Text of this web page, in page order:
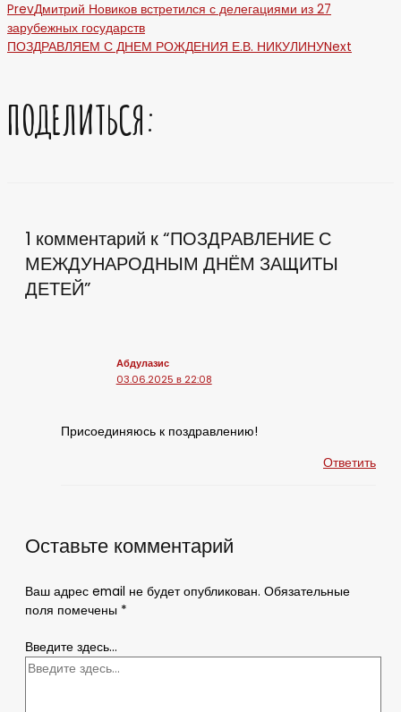
PrevДмитрий Новиков встретился с делегациями из 27
зарубежных государств
ПОЗДРАВЛЯЕМ С ДНЕМ РОЖДЕНИЯ Е.В. НИКУЛИНУNext
ПОДЕЛИТЬСЯ:
1 комментарий к “ПОЗДРАВЛЕНИЕ С
МЕЖДУНАРОДНЫМ ДНЁМ ЗАЩИТЫ
ДЕТЕЙ”
Абдулазис
03.06.2025 в 22:08
Присоединяюсь к поздравлению!
Ответить
Оставьте комментарий
Ваш адрес email не будет опубликован. Обязательные
поля помечены *
Введите здесь...